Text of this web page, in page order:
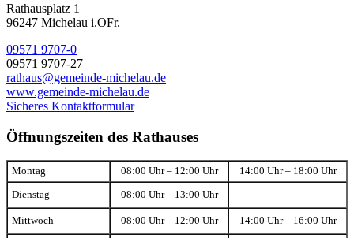
Rathausplatz 1
96247 Michelau i.OFr.
09571 9707-0
09571 9707-27
rathaus@gemeinde-michelau.de
www.gemeinde-michelau.de
Sicheres Kontaktformular
Öffnungszeiten des Rathauses
Montag 08:00 Uhr – 12:00 Uhr 14:00 Uhr – 18:00 Uhr
Dienstag 08:00 Uhr – 13:00 Uhr
Mittwoch 08:00 Uhr – 12:00 Uhr 14:00 Uhr – 16:00 Uhr